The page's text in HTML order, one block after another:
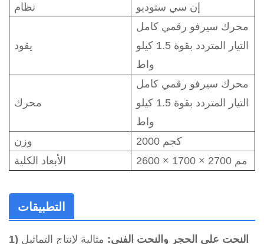
نظام
إن سي ستوديو
يقود
محرك سيرفو رقمي كامل
التيار المتردد بقوة 1.5 كيلو
واط
محرك
محرك سيرفو رقمي كامل
التيار المتردد بقوة 1.5 كيلو
واط
وزن
2000 كجم
الأبعاد الكلية
2600 × 1700 × 2700 مم
التطبيقات
1) النحت على الحجر والنحت الفني: مثالية لإنتاج التماثيل